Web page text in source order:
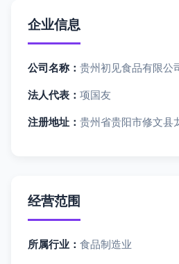
企业信息
公司名称： 贵州初见食品有限公
法人代表： 项国友
注册地址： 贵州省贵阳市修文县
经营范围
所属行业： 食品制造业